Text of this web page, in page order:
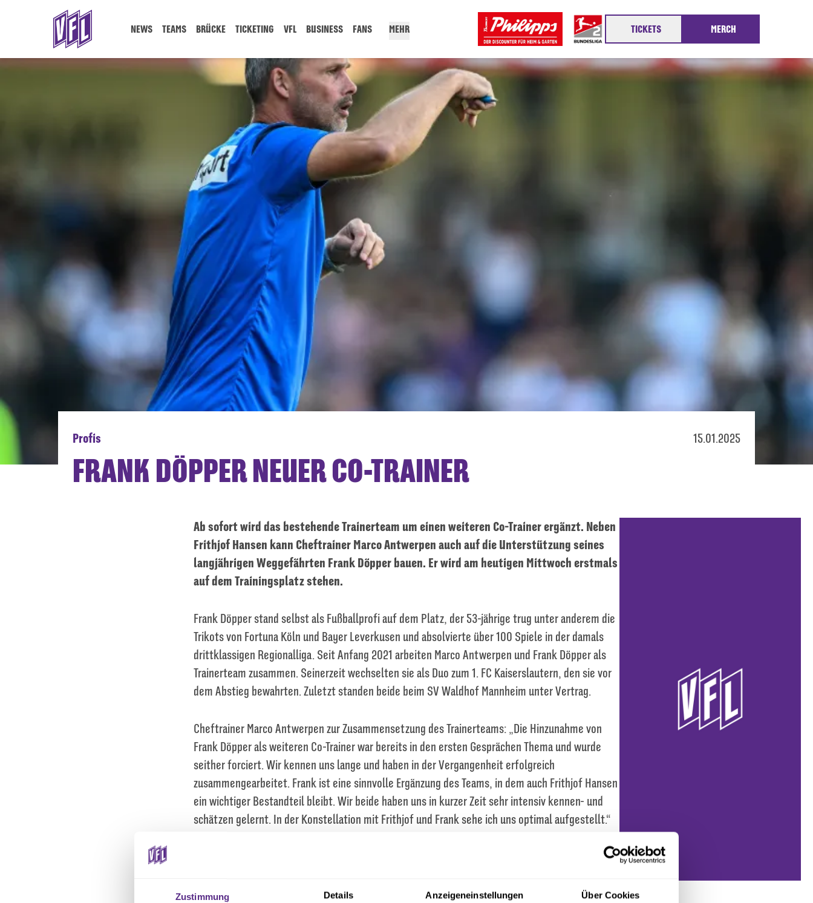
Zustimmung Details Anzeigeneinstellungen Über Cookies
NEWS TEAMS BRÜCKE TICKETING VFL BUSINESS FANS MEHR TICKETS MERCH
Profis 15.01.2025
FRANK DÖPPER NEUER CO-TRAINER
Ab sofort wird das bestehende Trainerteam um einen weiteren Co-Trainer ergänzt. Neben
Frithjof Hansen kann Cheftrainer Marco Antwerpen auch auf die Unterstützung seines
langjährigen Weggefährten Frank Döpper bauen. Er wird am heutigen Mittwoch erstmals
auf dem Trainingsplatz stehen.
Frank Döpper stand selbst als Fußballprofi auf dem Platz, der 53-jährige trug unter anderem die
Trikots von Fortuna Köln und Bayer Leverkusen und absolvierte über 100 Spiele in der damals
drittklassigen Regionalliga. Seit Anfang 2021 arbeiten Marco Antwerpen und Frank Döpper als
Trainerteam zusammen. Seinerzeit wechselten sie als Duo zum 1. FC Kaiserslautern, den sie vor
dem Abstieg bewahrten. Zuletzt standen beide beim SV Waldhof Mannheim unter Vertrag.
Cheftrainer Marco Antwerpen zur Zusammensetzung des Trainerteams: „Die Hinzunahme von
Frank Döpper als weiteren Co-Trainer war bereits in den ersten Gesprächen Thema und wurde
seither forciert. Wir kennen uns lange und haben in der Vergangenheit erfolgreich
zusammengearbeitet. Frank ist eine sinnvolle Ergänzung des Teams, in dem auch Frithjof Hansen
ein wichtiger Bestandteil bleibt. Wir beide haben uns in kurzer Zeit sehr intensiv kennen- und
schätzen gelernt. In der Konstellation mit Frithjof und Frank sehe ich uns optimal aufgestellt.“
Nach der Vertragsauflösung beim Waldhof hat Döpper am Mittwoch sein Arbeitspapier beim VfL
trainiert und auf die kommenden Aufgaben vorbereitet – so auch auf den Rückrundenauftakt